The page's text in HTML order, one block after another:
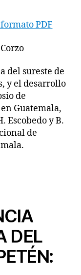
PDF
sureste de
y el desarrollo
de
Guatemala,
Escobedo y B.
de
DEL